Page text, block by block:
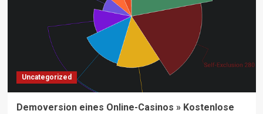
Uncategorized
Demoversion eines Online-Casinos » Kostenlose